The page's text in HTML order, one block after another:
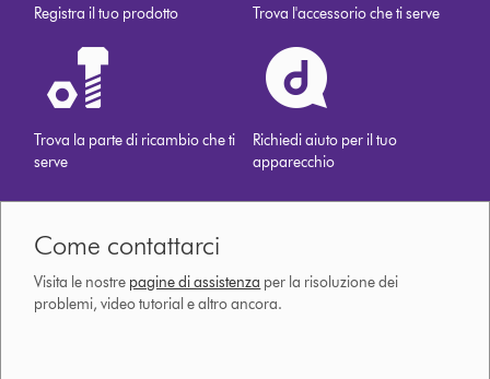
Registra il tuo prodotto Trova l'accessorio che ti serve
Trova la parte di ricambio che ti
serve
Richiedi aiuto per il tuo
apparecchio
Come contattarci
Visita le nostre pagine di assistenza per la risoluzione dei
problemi, video tutorial e altro ancora.